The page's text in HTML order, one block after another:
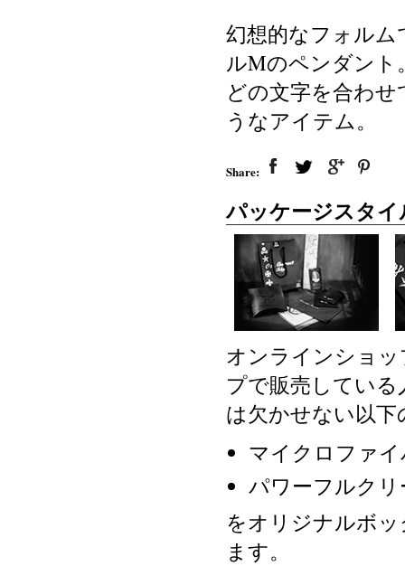
幻想的なフォル
ルMのペンダント
どの文字を合わ
うなアイテム。
Share:
パッケージスタ
オンラインショ
プで販売してい
は欠かせない以
マイクロファ
パワーフルク
をオリジナルボ
ます。